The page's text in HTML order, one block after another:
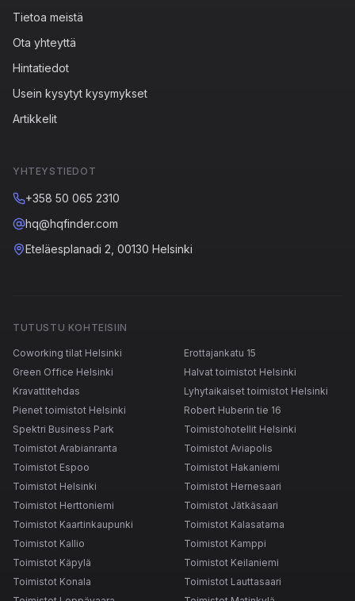
Tietoa meistä
Ota yhteyttä
Hintatiedot
Usein kysytyt kysymykset
Artikkelit
YHTEYSTIEDOT
+358 50 065 2310
hq@hqfinder.com
Eteläesplanadi 2, 00130 Helsinki
TUTUSTU KOHTEISIIN
Coworking tilat Helsinki
Erottajankatu 15
Green Office Helsinki
Halvat toimistot Helsinki
Kravattitehdas
Lyhytaikaiset toimistot Helsinki
Pienet toimistot Helsinki
Robert Huberin tie 16
Spektri Business Park
Toimistohotellit Helsinki
Toimistot Arabianranta
Toimistot Aviapolis
Toimistot Espoo
Toimistot Hakaniemi
Toimistot Helsinki
Toimistot Hernesaari
Toimistot Herttoniemi
Toimistot Jätkäsaari
Toimistot Kaartinkaupunki
Toimistot Kalasatama
Toimistot Kallio
Toimistot Kamppi
Toimistot Käpylä
Toimistot Keilaniemi
Toimistot Konala
Toimistot Lauttasaari